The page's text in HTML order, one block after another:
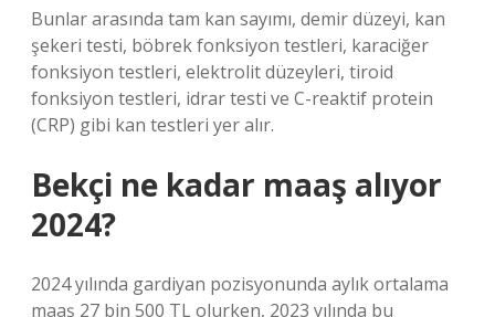
Bunlar arasında tam kan sayımı, demir düzeyi, kan
şekeri testi, böbrek fonksiyon testleri, karaciğer
fonksiyon testleri, elektrolit düzeyleri, tiroid
fonksiyon testleri, idrar testi ve C-reaktif protein
(CRP) gibi kan testleri yer alır.
Bekçi ne kadar maaş alıyor
2024?
2024 yılında gardiyan pozisyonunda aylık ortalama
maaş 27 bin 500 TL olurken, 2023 yılında bu